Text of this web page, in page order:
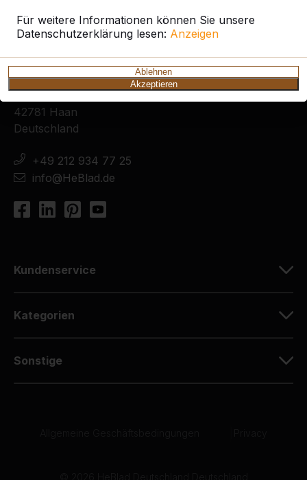
Für weitere Informationen können Sie unsere
Datenschutzerklärung lesen: Anzeigen
Ablehnen
Akzeptieren
HeBlad Deutschland
42781 Haan
Deutschland
+49 212 934 77 25
info@HeBlad.de
Kundenservice
Kategorien
Sonstige